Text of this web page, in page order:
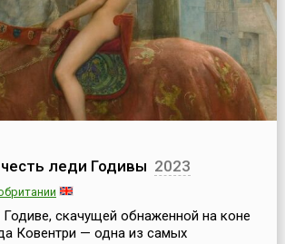
леди Годивы 2023
скачущей обнаженной на коне
Ковентри — одна из самых